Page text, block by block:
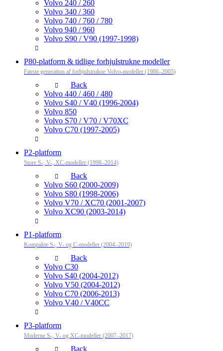
Volvo 240 / 260
Volvo 340 / 360
Volvo 740 / 760 / 780
Volvo 940 / 960
Volvo S90 / V90 (1997-1998)
P80-platform & tidlige forhjulstrukne modeller
Første generation af forhjulstrukne Volvo-modeller (1986–2005)
Back
Volvo 440 / 460 / 480
Volvo S40 / V40 (1996-2004)
Volvo 850
Volvo S70 / V70 / V70XC
Volvo C70 (1997-2005)
P2-platform
Store S-, V-, XC-modeller (1998–2014)
Back
Volvo S60 (2000-2009)
Volvo S80 (1998-2006)
Volvo V70 / XC70 (2001-2007)
Volvo XC90 (2003-2014)
P1-platform
Kompakte S-, V- og C-modeller (2004–2019)
Back
Volvo C30
Volvo S40 (2004-2012)
Volvo V50 (2004-2012)
Volvo C70 (2006-2013)
Volvo V40 / V40CC
P3-platform
Moderne S-, V- og XC-modeller (2007–2017)
Back